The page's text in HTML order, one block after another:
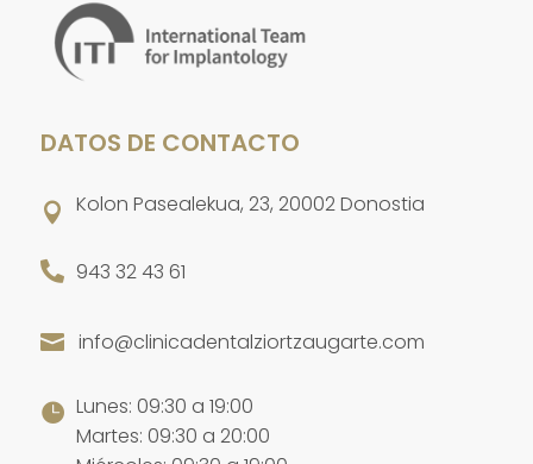
DATOS DE CONTACTO
 Kolon Pasealekua, 23, 20002 Donostia
 943 32 43 61
 info@clinicadentalziortzaugarte.com
 Lunes: 09:30 a 19:00
Martes: 09:30 a 20:00